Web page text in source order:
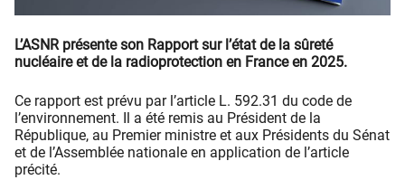
L’ASNR présente son Rapport sur l’état de la sûreté
nucléaire et de la radioprotection en France en 2025.
Ce rapport est prévu par l’article L. 592.31 du code de
l’environnement. Il a été remis au Président de la
République, au Premier ministre et aux Présidents du Sénat
et de l’Assemblée nationale en application de l’article
précité.